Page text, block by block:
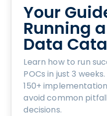
Your
Running
Data
Learn how to run
POCs in just 3
150+
avoid common
decisions.